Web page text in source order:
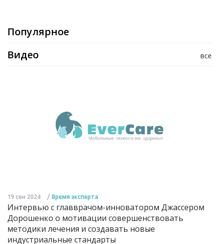
Популярное
все
Видео
19 сен 2024 / Время эксперта
Интервью с главврачом-инноватором Джассером
Дорошенко о мотивации совершенствовать
методики лечения и создавать новые
индустриальные стандарты